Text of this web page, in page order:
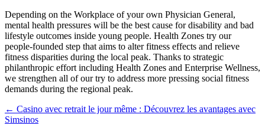
Depending on the Workplace of your own Physician General,
mental health pressures will be the best cause for disability and bad
lifestyle outcomes inside young people. Health Zones try our
people-founded step that aims to alter fitness effects and relieve
fitness disparities during the local peak. Thanks to strategic
philanthropic effort including Health Zones and Enterprise Wellness,
we strengthen all of our try to address more pressing social fitness
demands during the regional peak.
Navegación
← Casino avec retrait le jour même : Découvrez les avantages avec
Simsinos